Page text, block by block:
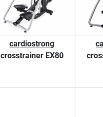
cardiostrong
crosstrainer EX80